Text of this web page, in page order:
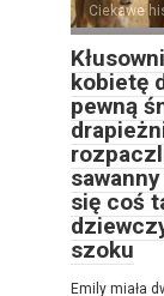
Ciekawe
kobietę
pewną
się coś
szoku
Emily miała